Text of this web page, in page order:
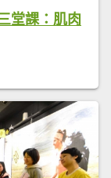
堂課：肌肉